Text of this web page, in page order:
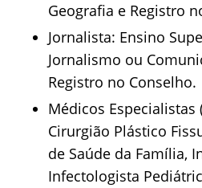
Geografia e Registro
Jornalista: Ensino
Jornalismo ou
Registro no Conselho.
Médicos Especialistas
Cirurgião Plástico
de Saúde da Família,
Infectologista